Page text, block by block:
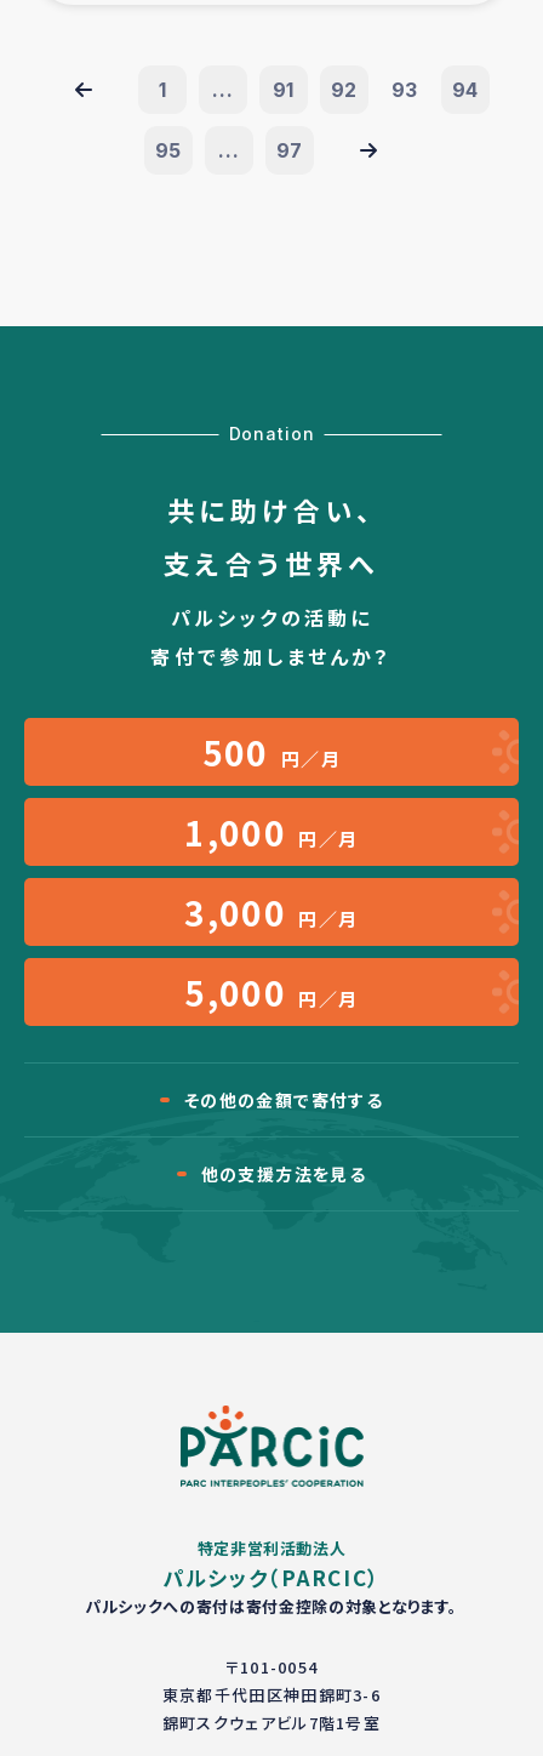
1 ... 91 92 93 94
95 ... 97
Donation
共に助け合い、
支え合う世界へ
パルシックの活動に
寄付で参加しませんか？
500 円／月
1,000 円／月
3,000 円／月
5,000 円／月
その他の金額で寄付する
他の支援方法を見る
特定非営利活動法人
パルシック（PARCIC）
パルシックへの寄付は寄付金控除の対象となります。
〒101-0054
東京都千代田区神田錦町3-6
錦町スクウェアビル7階1号室